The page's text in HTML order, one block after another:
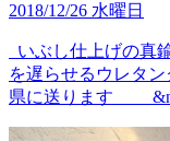
2018/12/26 水曜日
いぶし仕上げの真
を遅らせるウレタ
県に送ります